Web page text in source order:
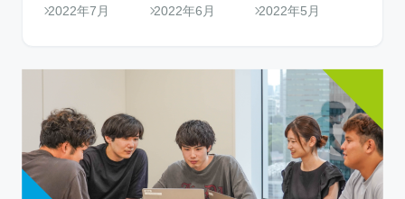
2022年7月
2022年6月 2022年5月